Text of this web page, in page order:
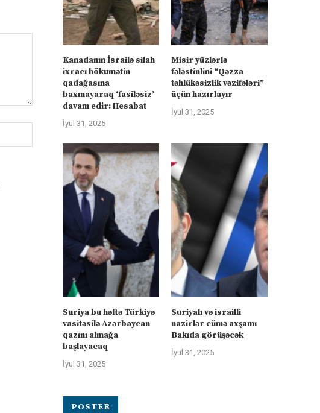
Kanadanın İsrailə silah
ixracı hökumətin
qadağasına
baxmayaraq ‘fasiləsiz’
davam edir: Hesabat
İyul 31, 2025
Misir yüzlərlə
fələstinlini “Qəzza
təhlükəsizlik vəzifələri”
üçün hazırlayır
İyul 31, 2025
Suriya bu həftə Türkiyə
vasitəsilə Azərbaycan
qazını almağa
başlayacaq
İyul 31, 2025
Suriyalı və israilli
nazirlər cümə axşamı
Bakıda görüşəcək
İyul 31, 2025
POSTER